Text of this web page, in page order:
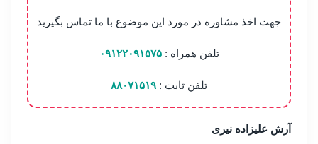
جهت اخذ مشاوره در مورد این موضوع با ما تماس بگیرید
تلفن همراه :۰۹۱۲۲۰۹۱۵۷۵
تلفن ثابت : ۸۸۰۷۱۵۱۹
آرش علیزاده نیری